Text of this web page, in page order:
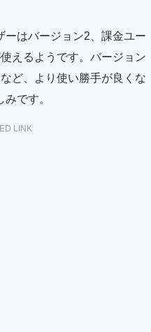
ーはバージョン2、課金ユー
えるようです。バージョン
ど、より使い勝手が良くな
です。
LINK